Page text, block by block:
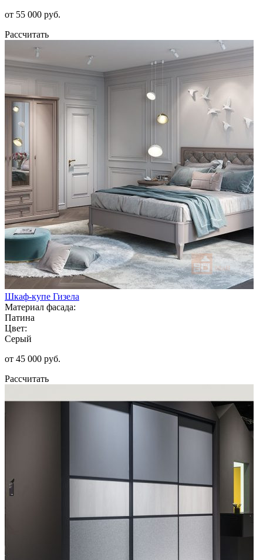
от 55 000 руб.
Рассчитать
Шкаф-купе Гизела
Материал фасада:
Патина
Цвет:
Серый
от 45 000 руб.
Рассчитать